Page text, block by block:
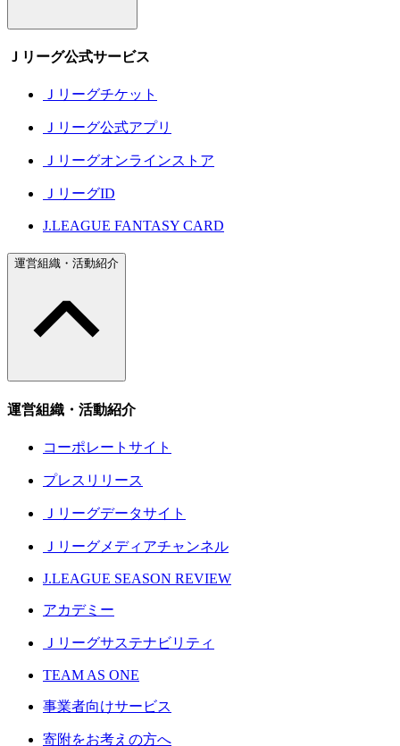
Ｊリーグ公式サービス
Ｊリーグチケット
Ｊリーグ公式アプリ
Ｊリーグオンラインストア
ＪリーグID
J.LEAGUE FANTASY CARD
運営組織・活動紹介
運営組織・活動紹介
コーポレートサイト
プレスリリース
Ｊリーグデータサイト
Ｊリーグメディアチャンネル
J.LEAGUE SEASON REVIEW
アカデミー
Ｊリーグサステナビリティ
TEAM AS ONE
事業者向けサービス
寄附をお考えの方へ